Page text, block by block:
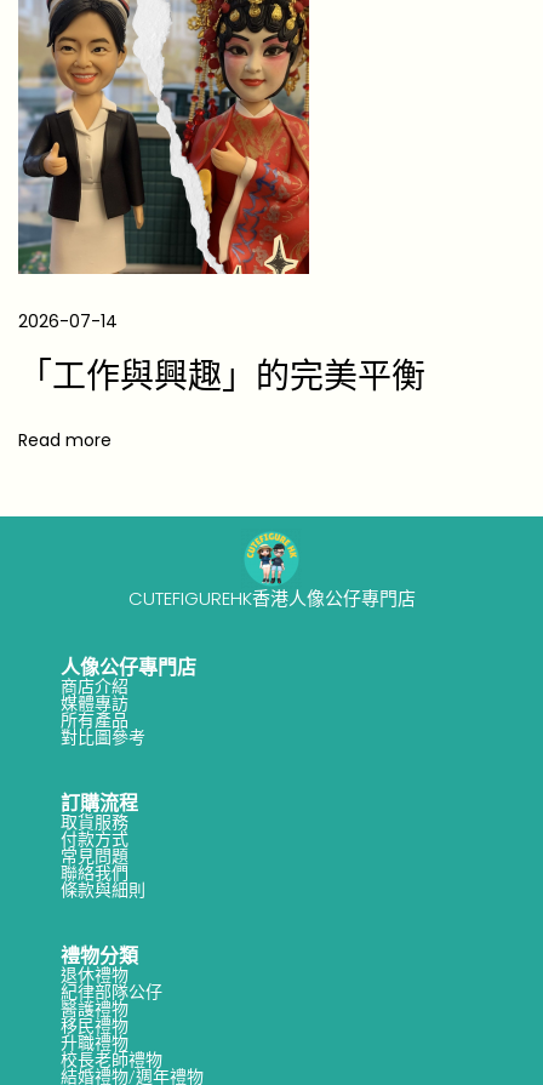
種
顏
色
背
後
的
意
義
母
讀
2026-07-14
「工作與興趣」的完美平衡
Read more
CUTEFIGUREHK香港人像公仔專門店
人像公仔專門店
商店介紹
媒體專訪
所有產品
對比圖參考
訂購流程
取貨服務
付款方式
常見問題
聯絡我們
條款與細則
禮物分類
退休禮物
紀律部隊公仔
醫護禮物
移民禮物
升職禮物
校長老師禮物
結婚禮物/週年禮物